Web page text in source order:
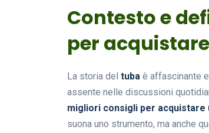
Contesto e
per
La storia del tuba è affascinante
assente nelle discussioni
migliori consigli per acquistare
suona uno strumento, ma anche